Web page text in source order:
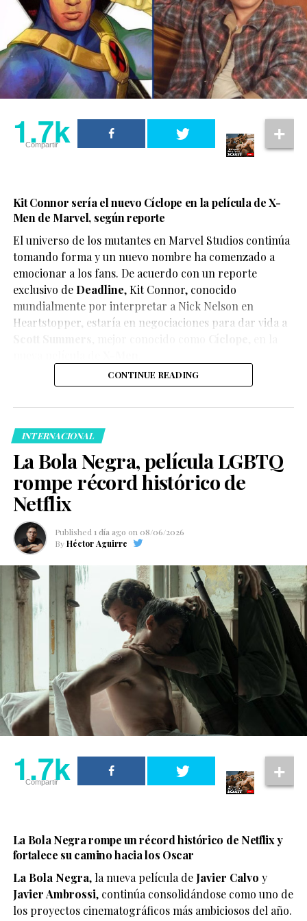
1.7k
Compartir
Kit Connor sería el nuevo Cíclope en la película de X-
Men de Marvel, según reporte
El universo de los mutantes en Marvel Studios continúa
tomando forma y un nuevo nombre ha comenzado a
emocionar a los fans. De acuerdo con un reporte
exclusivo de Deadline,Kit Connor, conocido
mundialmente por interpretar a Nick Nelson en
Heartstopper, estaría en negociaciones para dar vida a
CONTINUE READING
INTERNACIONAL
La Bola Negra, película LGBTQ
rompe récord histórico de
Netflix
Published 1 día ago on 08/06/2026
By Héctor Aguirre
1.7k
Compartir
La Bola Negra rompe un récord histórico de Netflix y
fortalece su camino hacia los Oscar
La Bola Negra, la nueva película de Javier Calvo y
Javier Ambrossi, continúa consolidándose como uno de
los proyectos cinematográficos más ambiciosos del año.